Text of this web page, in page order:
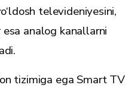
televideniyesini,
analog kanallarni
tizimiga ega Smart TV